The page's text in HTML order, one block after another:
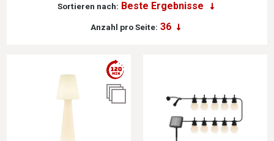
Sortieren nach:
Anzahl pro Seite: